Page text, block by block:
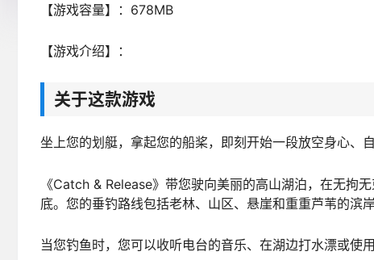
【游戏容量】：678MB
【游戏介绍】：
关于这款游戏
坐上您的划艇，拿起您的船桨，即刻开始一段放空身心、
《Catch & Release》带您驶向美丽的高山湖泊，在无拘
底。您的垂钓路线包括老林、山区、悬崖和重重芦苇的滨岸
当您钓鱼时，您可以收听电台的音乐、在湖边打水漂或使